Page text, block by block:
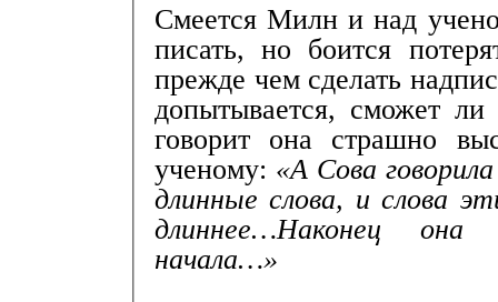
Смеется Милн и над
писать, но боится
прежде чем сделать
допытывается, сможет
говорит она страшно
ученому: «А Сова
длинные слова, и слова
длиннее…Наконец
начала…»